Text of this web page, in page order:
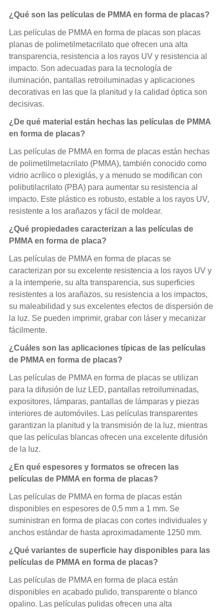
¿Qué son las películas de PMMA en forma de placas?
Las películas de PMMA en forma de placas son placas
planas de polimetilmetacrilato que ofrecen una alta
transparencia, resistencia a los rayos UV y resistencia al
impacto. Son adecuadas para la tecnología de
iluminación, pantallas retroiluminadas y aplicaciones
decorativas en las que la planitud y la calidad óptica son
decisivas.
¿De qué material están hechas las películas de PMMA
en forma de placas?
Las películas de PMMA en forma de placas están hechas
de polimetilmetacrilato (PMMA), también conocido como
vidrio acrílico o plexiglás, y a menudo se modifican con
polibutilacrilato (PBA) para aumentar su resistencia al
impacto. Este plástico es robusto, estable a los rayos UV,
resistente a los arañazos y fácil de moldear.
¿Qué propiedades caracterizan a las películas de
PMMA en forma de placa?
Las películas de PMMA en forma de placas se
caracterizan por su excelente resistencia a los rayos UV y
a la intemperie, su alta transparencia, sus superficies
resistentes a los arañazos, su resistencia a los impactos,
su maleabilidad y sus excelentes efectos de dispersión de
la luz. Se pueden imprimir, grabar con láser y mecanizar
fácilmente.
¿Cuáles son las aplicaciones típicas de las películas
de PMMA en forma de placas?
Las películas de PMMA en forma de placas se utilizan
para la difusión de luz LED, pantallas retroiluminadas,
expositores, lámparas, pantallas de lámparas y piezas
interiores de automóviles. Las películas transparentes
garantizan la planitud y la transmisión de la luz, mientras
que las películas blancas ofrecen una excelente difusión
de la luz.
¿En qué espesores y formatos se ofrecen las
películas de PMMA en forma de placas?
Las películas de PMMA en forma de placas están
disponibles en espesores de 0,5 mm a 1 mm. Se
suministran en forma de placas con cortes individuales y
anchos estándar de hasta aproximadamente 1250 mm.
¿Qué variantes de superficie hay disponibles para las
películas de PMMA en forma de placas?
Las películas de PMMA en forma de placa están
disponibles en acabado pulido, transparente o blanco
opalino. Las películas pulidas ofrecen una alta